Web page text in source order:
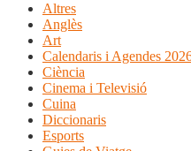
Altres
Anglès
Art
Calendaris i Agendes
Ciència
Cinema i Televisió
Cuina
Diccionaris
Esports